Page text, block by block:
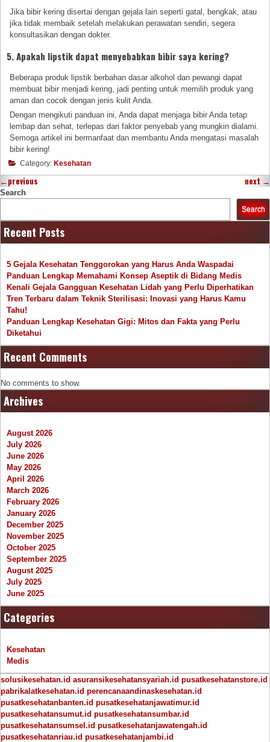
Jika bibir kering disertai dengan gejala lain seperti gatal, bengkak, atau
jika tidak membaik setelah melakukan perawatan sendiri, segera
konsultasikan dengan dokter.
5. Apakah lipstik dapat menyebabkan bibir saya kering?
Beberapa produk lipstik berbahan dasar alkohol dan pewangi dapat
membuat bibir menjadi kering, jadi penting untuk memilih produk yang
aman dan cocok dengan jenis kulit Anda.
Dengan mengikuti panduan ini, Anda dapat menjaga bibir Anda tetap
lembap dan sehat, terlepas dari faktor penyebab yang mungkin dialami.
Semoga artikel ini bermanfaat dan membantu Anda mengatasi masalah
bibir kering!
Category: Kesehatan
←previous next →
Search
Search
Recent Posts
5 Gejala Kesehatan Tenggorokan yang Harus Anda Waspadai
Panduan Lengkap Memahami Konsep Aseptik di Bidang Medis
Kenali Gejala Gangguan Kesehatan Lidah yang Perlu Diperhatikan
Tren Terbaru dalam Teknik Sterilisasi: Inovasi yang Harus Kamu
Tahu!
Panduan Lengkap Kesehatan Gigi: Mitos dan Fakta yang Perlu
Diketahui
Recent Comments
No comments to show.
Archives
August 2026
July 2026
June 2026
May 2026
April 2026
March 2026
February 2026
January 2026
December 2025
November 2025
October 2025
September 2025
August 2025
July 2025
June 2025
Categories
Kesehatan
Medis
solusikesehatan.id asuransikesehatansyariah.id pusatkesehatanstore.id
pabrikalatkesehatan.id perencanaandinaskesehatan.id
pusatkesehatanbanten.id pusatkesehatanjawatimur.id
pusatkesehatansumut.id pusatkesehatansumbar.id
pusatkesehatansumsel.id pusatkesehatanjawatengah.id
pusatkesehatanriau.id pusatkesehatanjambi.id